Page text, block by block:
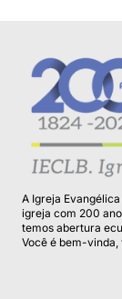
A Igreja
igreja com 200
temos abertura
Você é bem-vinda,